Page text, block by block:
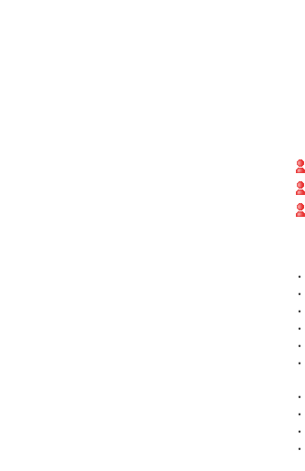
‧
‧
‧
‧
‧
‧
‧
‧
‧
‧